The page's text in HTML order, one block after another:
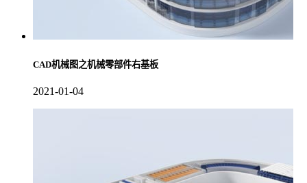
CAD机械图之机械零部件右基板
2021-01-04